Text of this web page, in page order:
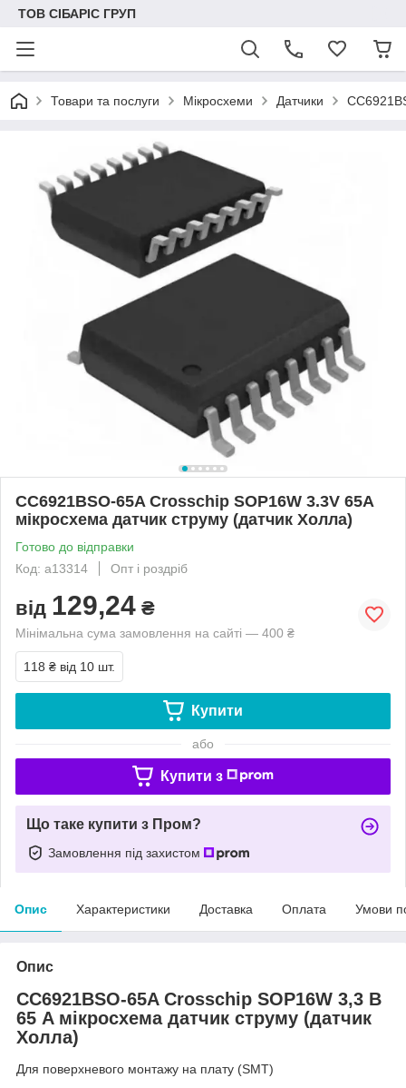
ТОВ СІБАРІС ГРУП
Товари та послуги Мікросхеми Датчики
CC6921BSO-65A Crosschip SOP16W 3.3V 65A
мікросхема датчик струму (датчик Холла)
Готово до відправки
Код: a13314
Опт і роздріб
від 129,24 ₴
Мінімальна сума замовлення на сайті — 400 ₴
118 ₴ від 10 шт.
Купити
або
Купити з
Що таке купити з Пром?
Замовлення під захистом
Опис Характеристики Доставка Оплата Умови
Опис
CC6921BSO-65A Crosschip SOP16W 3,3 В
65 A мікросхема датчик струму (датчик
Холла)
Для поверхневого монтажу на плату (SMT)